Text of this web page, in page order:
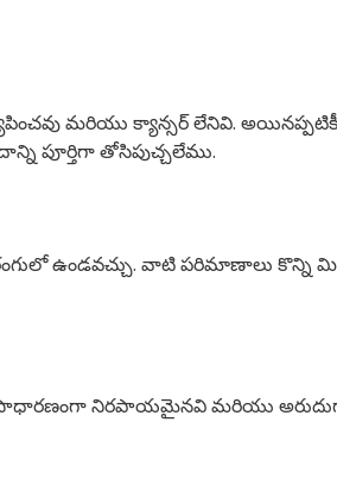
మరియు క్యాన్సర్ లేనివి.
పూర్తిగా తోసిపుచ్చలేము.
ఉండవచ్చు. వాటి పరిమాణాలు కొన్ని
నిరపాయమైనవి మరియు